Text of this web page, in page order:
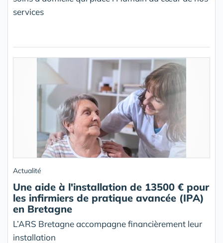
services
Actualité
Une aide à l'installation de 13500 € pour
les infirmiers de pratique avancée (IPA)
en Bretagne
L’ARS Bretagne accompagne financièrement leur
installation